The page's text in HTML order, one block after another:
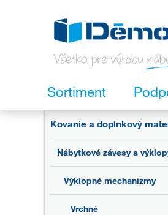
Sortiment
Kovanie a doplnkový
Nábytkové závesy a
Výklopné mechanizmy
Vrchné